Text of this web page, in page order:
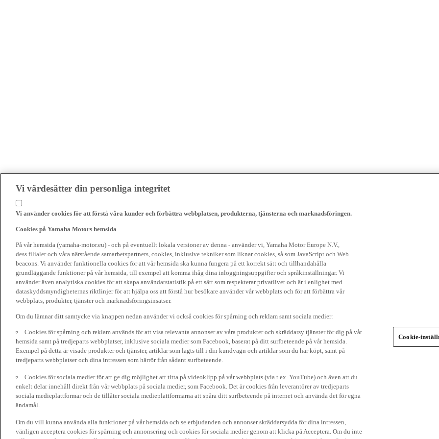
Vi värdesätter din personliga integritet
Vi använder cookies för att förstå våra kunder och förbättra webbplatsen, produkterna, tjänsterna och marknadsföringen.
Cookies på Yamaha Motors hemsida
På vår hemsida (yamaha-motor.eu) - och på eventuellt lokala versioner av denna - använder vi, Yamaha Motor Europe N.V.,
dess filialer och våra närstående samarbetspartners, cookies, inklusive tekniker som liknar cookies, så som JavaScript och Web
beacons. Vi använder funktionella cookies för att vår hemsida ska kunna fungera på ett korrekt sätt och tillhandahålla
grundläggande funktioner på vår hemsida, till exempel att komma ihåg dina inloggningsuppgifter och språkinställningar. Vi
använder även analytiska cookies för att skapa användarstatistik på ett sätt som respekterar privatlivet och är i enlighet med
dataskyddsmyndigheternas riktlinjer för att hjälpa oss att förstå hur besökare använder vår webbplats och för att förbättra vår
webbplats, produkter, tjänster och marknadsföringsinsatser.
Om du lämnar ditt samtycke via knappen nedan använder vi också cookies för spårning och reklam samt sociala medier:
Cookies för spårning och reklam används för att visa relevanta annonser av våra produkter och skräddarsy tjänster för dig på vår
hemsida samt på tredjeparts webbplatser, inklusive sociala medier som Facebook, baserat på ditt surfbeteende på vår hemsida.
Exempel på detta är visade produkter och tjänster, artiklar som lagts till i din kundvagn och artiklar som du har köpt, samt på
tredjeparts webbplatser och dina intressen som härrör från sådant surfbeteende.
Cookies för sociala medier för att ge dig möjlighet att titta på videoklipp på vår webbplats (via t.ex. YouTube) och även att du
enkelt delar innehåll direkt från vår webbplats på sociala medier, som Facebook. Det är cookies från leverantörer av tredjeparts
sociala medieplattformar och de tillåter sociala medieplattformarna att spåra ditt surfbeteende på internet och använda det för egna
ändamål.
Om du vill kunna använda alla funktioner på vår hemsida och se erbjudanden och annonser skräddarsydda för dina intressen,
vänligen acceptera cookies för spårning och annonsering och cookies för sociala medier genom att klicka på Acceptera. Om du inte
Cookie-